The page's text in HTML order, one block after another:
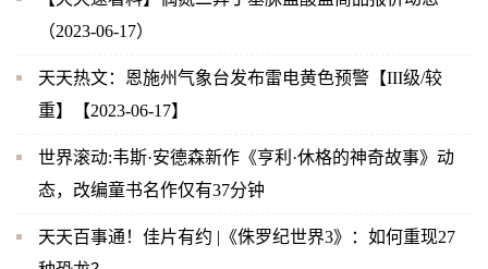
（2023-06-17）
天天热文：恩施州气象台发布雷电黄色预警【III级/较
重】【2023-06-17】
世界滚动:韦斯·安德森新作《亨利·休格的神奇故事》动
态，改编童书名作仅有37分钟
天天百事通！佳片有约 |《侏罗纪世界3》：如何重现27